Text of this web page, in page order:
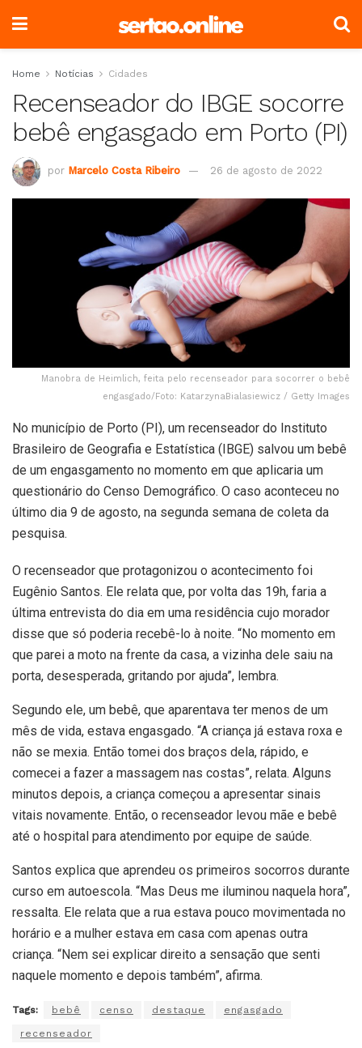
Home Notícias Cidades
Recenseador do IBGE socorre
bebê engasgado em Porto (PI)
por Marcelo Costa Ribeiro 26 de agosto de 2022
Manobra de Heimlich, feita pelo recenseador para socorrer o bebê
engasgado/Foto: KatarzynaBialasiewicz / Getty Images
No município de Porto (PI), um recenseador do Instituto
Brasileiro de Geografia e Estatística (IBGE) salvou um bebê
de um engasgamento no momento em que aplicaria um
questionário do Censo Demográfico. O caso aconteceu no
último dia 9 de agosto, na segunda semana de coleta da
pesquisa.
O recenseador que protagonizou o acontecimento foi
Eugênio Santos. Ele relata que, por volta das 19h, faria a
última entrevista do dia em uma residência cujo morador
disse que só poderia recebê-lo à noite. “No momento em
que parei a moto na frente da casa, a vizinha dele saiu na
porta, desesperada, gritando por ajuda”, lembra.
Segundo ele, um bebê, que aparentava ter menos de um
mês de vida, estava engasgado. “A criança já estava roxa e
não se mexia. Então tomei dos braços dela, rápido, e
comecei a fazer a massagem nas costas”, relata. Alguns
minutos depois, a criança começou a apresentar sinais
vitais novamente. Então, o recenseador levou mãe e bebê
até o hospital para atendimento por equipe de saúde.
Santos explica que aprendeu os primeiros socorros durante
curso em autoescola. “Mas Deus me iluminou naquela hora”,
ressalta. Ele relata que a rua estava pouco movimentada no
horário e a mulher estava em casa com apenas outra
criança. “Nem sei explicar direito a sensação que senti
naquele momento e depois também”, afirma.
Tags: bebê censo destaque engasgado
recenseador